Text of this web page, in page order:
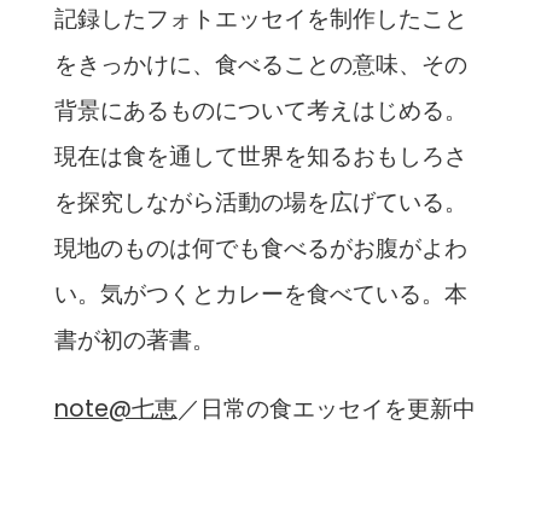
記録したフォトエッセイを制作したこと
をきっかけに、食べることの意味、その
背景にあるものについて考えはじめる。
現在は食を通して世界を知るおもしろさ
を探究しながら活動の場を広げている。
現地のものは何でも食べるがお腹がよわ
い。気がつくとカレーを食べている。本
書が初の著書。
note@七恵／日常の食エッセイを更新中